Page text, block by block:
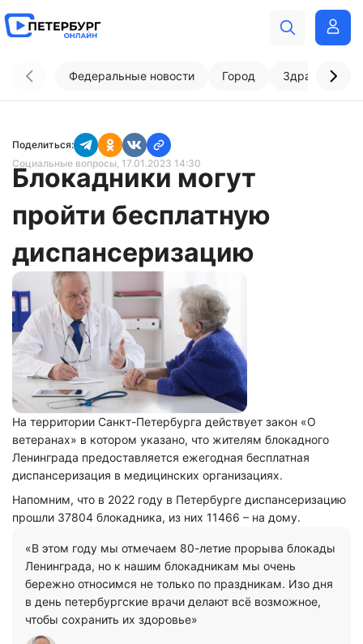
Федеральные новости Город
Поделиться:
Социальные вопросы, 17.01.2023 14:30
Блокадники могут
пройти бесплатную
диспансеризацию
На территории Санкт-Петербурга действует закон «О
ветеранах» в котором указано, что жителям блокадного
Ленинграда предоставляется ежегодная бесплатная
диспансеризация в медицинских организациях.
Напомним, что в 2022 году в Петербурге диспансеризацию
прошли 37804 блокадника, из них 11466 – на дому.
«В этом году мы отмечаем 80-летие прорыва блокады
Ленинграда, но к нашим блокадникам мы очень
бережно относимся не только по праздникам. Изо дня
в день петербургские врачи делают всё возможное,
чтобы сохранить их здоровье»